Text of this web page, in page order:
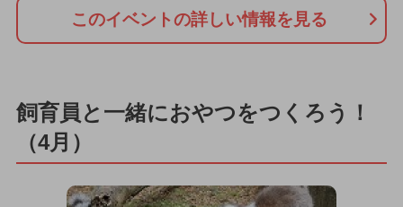
このイベントの詳しい情報を見る
飼育員と一緒におやつをつくろう！
（4月）